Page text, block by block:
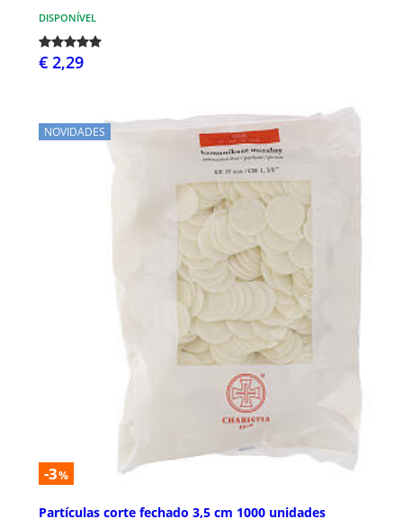
DISPONÍVEL
€ 2,29
NOVIDADES
-3%
Partículas corte fechado 3,5 cm 1000 unidades